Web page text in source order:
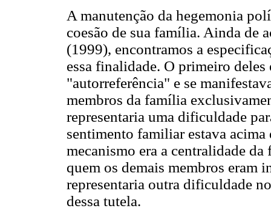
A manutenção da hegemonia
coesão de sua família. Ainda de
(1999), encontramos a
essa finalidade. O primeiro
"autorreferência" e se
membros da família
representaria uma dificuldade
sentimento familiar estava
mecanismo era a centralidade
quem os demais membros eram
representaria outra dificuldade
dessa tutela.